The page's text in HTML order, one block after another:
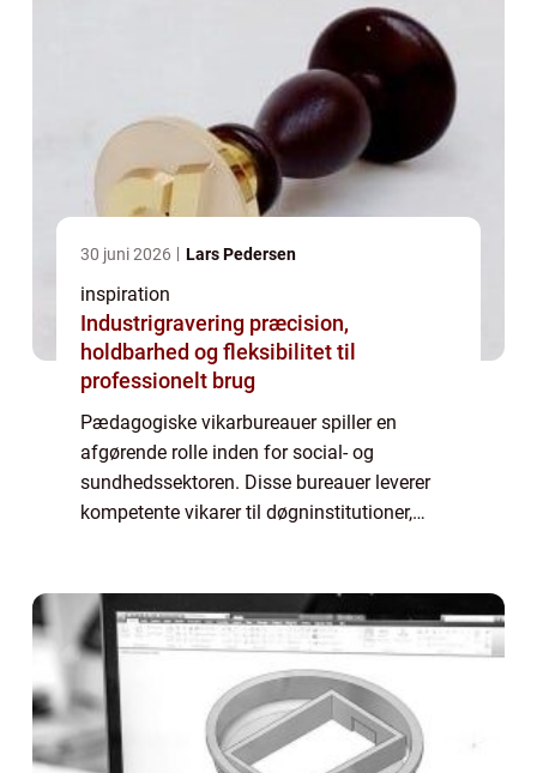
30 juni 2026 Lars Pedersen
inspiration
Industrigravering præcision,
holdbarhed og fleksibilitet til
professionelt brug
Pædagogiske vikarbureauer spiller en
afgørende rolle inden for social- og
sundhedssektoren. Disse bureauer leverer
kompetente vikarer til døgninstitutioner,